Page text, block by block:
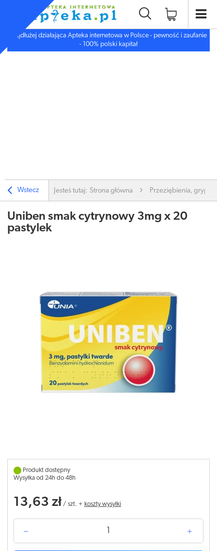
Najdłużej działająca Apteka internetowa w Polsce - pewność i zaufanie
- 100% polski kapitał
Wstecz Jesteś tutaj: Strona główna Przeziębienia, grypa
Uniben smak cytrynowy 3mg x 20
pastylek
Produkt dostępny
Wysyłka od 24h do 48h
13,63 zł / szt. + koszty wysyłki